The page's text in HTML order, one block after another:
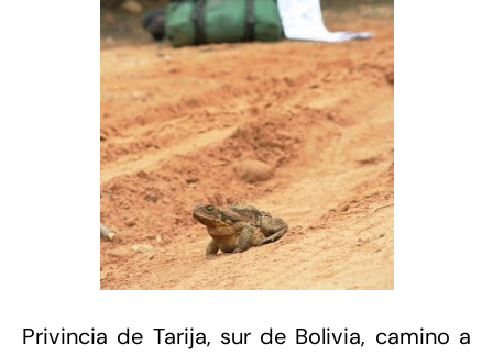
Privincia de Tarija, sur de Bolivia, camino a